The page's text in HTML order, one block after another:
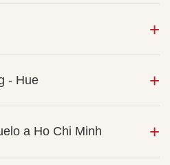
- Hue
a Ho Chi Minh